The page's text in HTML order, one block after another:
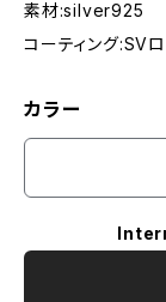
素材:silver925
コーティング:SV
カラー